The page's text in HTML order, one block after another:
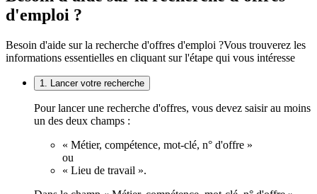
d'emploi ?
Besoin d'aide sur la recherche d'offres d'emploi ?Vous trouverez les
informations essentielles en cliquant sur l'étape qui vous intéresse
1. Lancer votre recherche
Pour lancer une recherche d'offres, vous devez saisir au moins
un des deux champs :
« Métier, compétence, mot-clé, n° d'offre »
ou
« Lieu de travail ».